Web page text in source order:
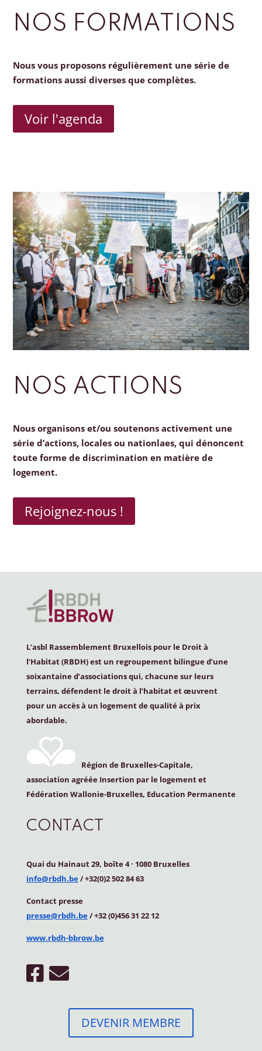
NOS FORMATIONS
Nous vous proposons régulièrement une série de
formations aussi diverses que complètes.
Voir l'agenda
NOS ACTIONS
Nous organisons et/ou soutenons activement une
série d’actions, locales ou nationlaes, qui dénoncent
toute forme de discrimination en matière de
logement.
Rejoignez-nous !
L’asbl Rassemblement Bruxellois pour le Droit à
l’Habitat (RBDH) est un regroupement bilingue d’une
soixantaine d’associations qui, chacune sur leurs
terrains, défendent le droit à l’habitat et œuvrent
pour un accès à un logement de qualité à prix
abordable.
Région de Bruxelles-Capitale,
association agréée Insertion par le logement et
Fédération Wallonie-Bruxelles, Education Permanente
CONTACT
Quai du Hainaut 29, boîte 4· 1080 Bruxelles
info@rbdh.be/ +32(0)2 502 84 63
Contact presse
presse@rbdh.be/ +32 (0)456 31 22 12
www.rbdh-bbrow.be
DEVENIR MEMBRE